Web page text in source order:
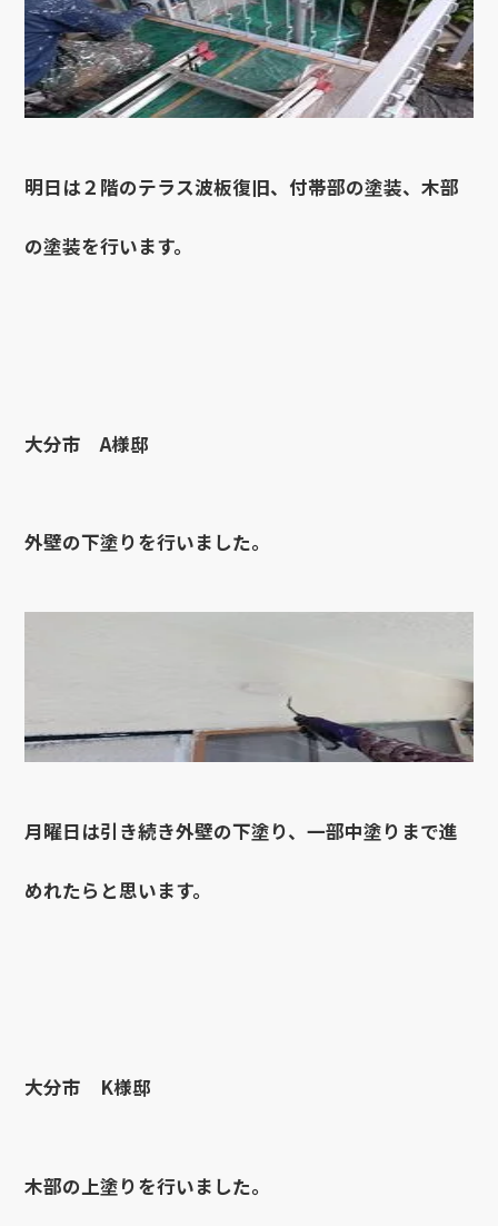
明日は２階のテラス波板復旧、付帯部の塗装、木部
の塗装を行います。
大分市 A様邸
外壁の下塗りを行いました。
月曜日は引き続き外壁の下塗り、一部中塗りまで進
めれたらと思います。
大分市 K様邸
木部の上塗りを行いました。